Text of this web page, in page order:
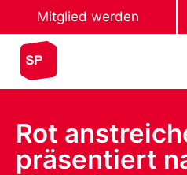
Mitglied werden
Rot
präsentiert